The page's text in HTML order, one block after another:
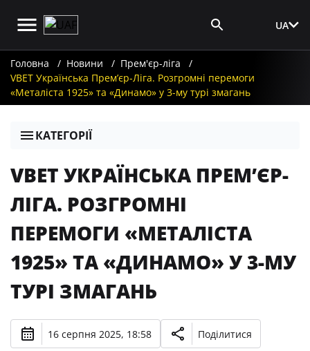
UA
Головна Новини
Прем'єр-ліга
VBET Українська Премʼєр-Ліга. Розгромні перемоги
«Металіста 1925» та «Динамо» у 3-му турі змагань
КАТЕГОРІЇ
VBET УКРАЇНСЬКА ПРЕМʼЄР-
ЛІГА. РОЗГРОМНІ
ПЕРЕМОГИ «МЕТАЛІСТА
1925» ТА «ДИНАМО» У 3-МУ
ТУРІ ЗМАГАНЬ
16 серпня 2025, 18:58 Поділитися